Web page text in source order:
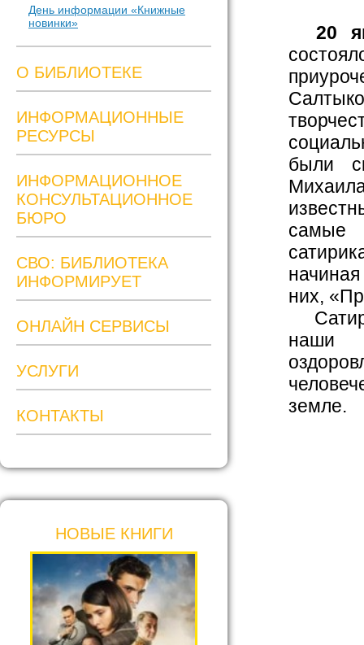
День информации «Книжные
новинки»
О БИБЛИОТЕКЕ
ИНФОРМАЦИОННЫЕ
РЕСУРСЫ
ИНФОРМАЦИОННОЕ
КОНСУЛЬТАЦИОННОЕ
БЮРО
СВО: БИБЛИОТЕКА
ИНФОРМИРУЕТ
ОНЛАЙН СЕРВИСЫ
УСЛУГИ
КОНТАКТЫ
НОВЫЕ КНИГИ
20
были
самые
них,
наши
земле.